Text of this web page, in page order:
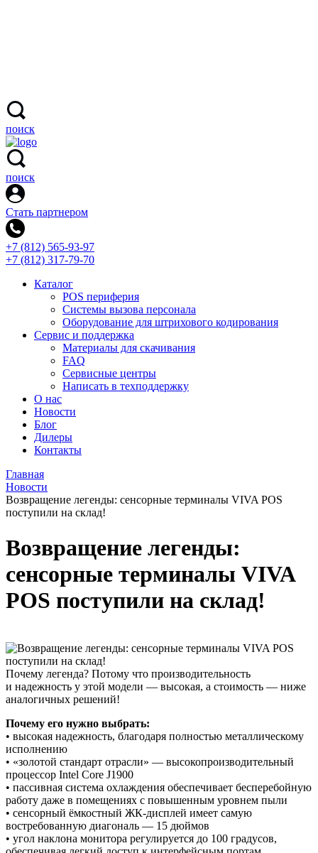
поиск
поиск
Стать партнером
+7 (812) 565-93-97
+7 (812) 317-79-70
Каталог
POS периферия
Системы вызова персонала
Оборудование для штрихового кодирования
Сервис и поддержка
Материалы для скачивания
FAQ
Сервисные центры
Написать в техподдержку
О нас
Новости
Блог
Дилеры
Контакты
Главная
Новости
Возвращение легенды: сенсорные терминалы VIVA POS
поступили на склад!
Возвращение легенды:
сенсорные терминалы VIVA
POS поступили на склад!
Почему легенда? Потому что производительность
и надежность у этой модели — высокая, а стоимость — ниже
аналогичных решений!
Почему его нужно выбрать:
• высокая надежность, благодаря полностью металлическому
исполнению
• «золотой стандарт отрасли» — высокопроизводительный
процессор Intel Core J1900
• пассивная система охлаждения обеспечивает бесперебойную
работу даже в помещениях с повышенным уровнем пыли
• сенсорный ёмкостный ЖК-дисплей имеет самую
востребованную диагональ — 15 дюймов
• угол наклона монитора регулируется до 100 градусов,